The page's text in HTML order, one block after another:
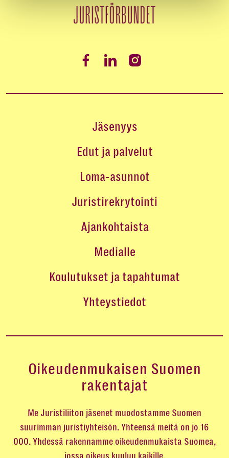
Jäsenyys
Edut ja palvelut
Loma-asunnot
Juristirekrytointi
Ajankohtaista
Medialle
Koulutukset ja tapahtumat
Yhteystiedot
Oikeudenmukaisen Suomen
rakentajat
Me Juristiliiton jäsenet muodostamme Suomen
suurimman juristiyhteisön. Yhteensä meitä on jo 16
000. Yhdessä rakennamme oikeudenmukaista Suomea,
jossa oikeus kuuluu kaikille.